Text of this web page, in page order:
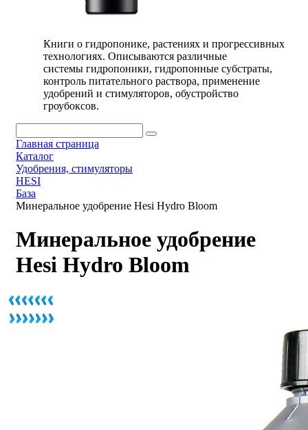
Книги о гидропонике, растениях и прогрессивных
технологиях. Описываются различные
системы гидропоники, гидропонные субстраты,
контроль питательного раствора, применение
удобрений и стимуляторов, обустройство
гроубоксов.
Главная страница
Каталог
Удобрения, стимуляторы
HESI
База
Минеральное удобрение Hesi Hydro Bloom
Минеральное удобрение
Hesi Hydro Bloom